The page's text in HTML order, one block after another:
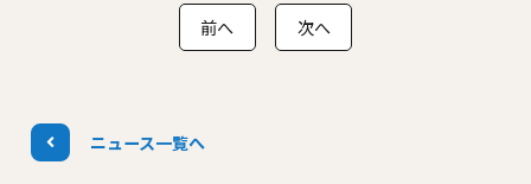
前へ 次へ
ニュース一覧へ